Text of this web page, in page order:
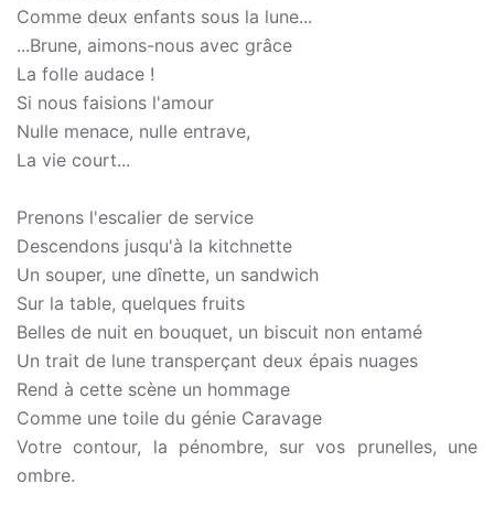
Comme deux enfants sous la lune...
...Brune, aimons-nous avec grâce
La folle audace !
Si nous faisions l'amour
Nulle menace, nulle entrave,
La vie court...
Prenons l'escalier de service
Descendons jusqu'à la kitchnette
Un souper, une dînette, un sandwich
Sur la table, quelques fruits
Belles de nuit en bouquet, un biscuit non entamé
Un trait de lune transperçant deux épais nuages
Rend à cette scène un hommage
Comme une toile du génie Caravage
Votre contour, la pénombre, sur vos prunelles, une
ombre.